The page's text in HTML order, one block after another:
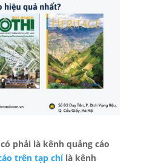
phải là kênh quảng cáo
trên tạp chílà kênh